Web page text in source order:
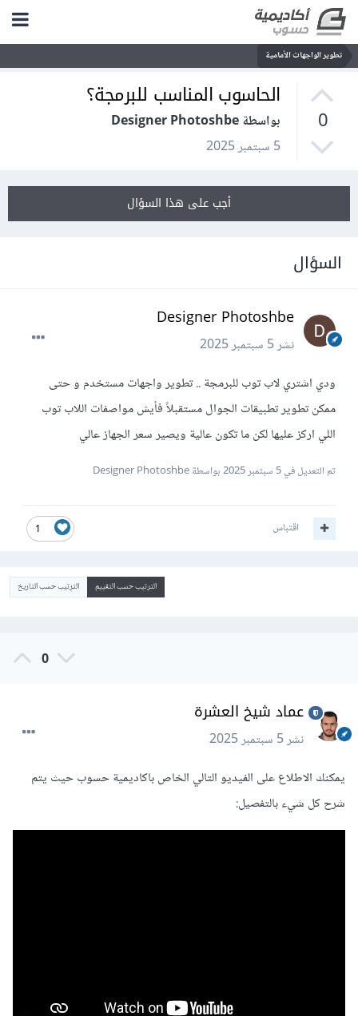
تطوير الواجهات الأمامية
0
الحاسوب المناسب للبرمجة؟
بواسطة Designer Photoshbe
5 سبتمبر 2025
أجب على هذا السؤال
السؤال
Designer Photoshbe
نشر5 سبتمبر 2025
ودي اشتري لاب توب للبرمجة .. تطوير واجهات مستخدم و حتى
ممكن تطوير تطبيقات الجوال مستقبلاً فأيش مواصفات اللاب توب
اللي اركز عليها لكن ما تكون عالية ويصير سعر الجهاز عالي
تم التعديل في5 سبتمبر 2025 بواسطة Designer Photoshbe
1 اقتباس
الترتيب حسب التقييم الترتيب حسب التاريخ
0
عماد شيخ العشرة
نشر5 سبتمبر 2025
يمكنك الاطلاع على الفيديو التالي الخاص باكاديمية حسوب حيث يتم
شرح كل شيء بالتفصيل: